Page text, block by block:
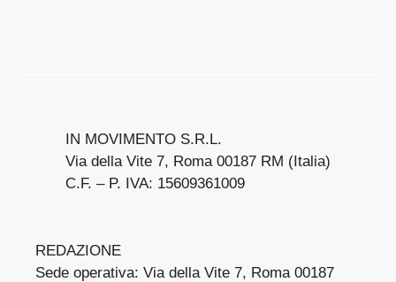
IN MOVIMENTO S.R.L.
Via della Vite 7, Roma 00187 RM (Italia)
C.F. – P. IVA: 15609361009
REDAZIONE
Sede operativa: Via della Vite 7, Roma 00187